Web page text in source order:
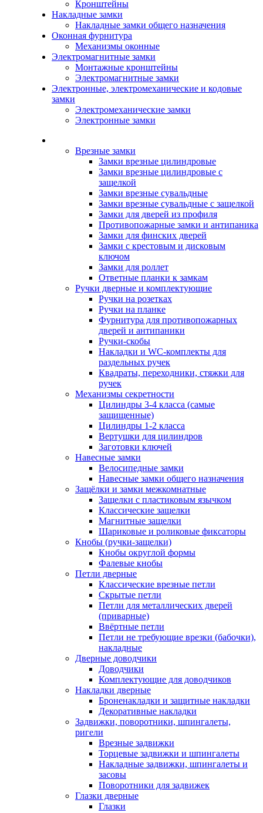
Кронштейны
Накладные замки
Накладные замки общего назначения
Оконная фурнитура
Механизмы оконные
Электромагнитные замки
Монтажные кронштейны
Электромагнитные замки
Электронные, электромеханические и кодовые
замки
Электромеханические замки
Электронные замки
Врезные замки
Замки врезные цилиндровые
Замки врезные цилиндровые с
защелкой
Замки врезные сувальдные
Замки врезные сувальдные с защелкой
Замки для дверей из профиля
Противопожарные замки и антипаника
Замки для финских дверей
Замки с крестовым и дисковым
ключом
Замки для роллет
Ответные планки к замкам
Ручки дверные и комплектующие
Ручки на розетках
Ручки на планке
Фурнитура для противопожарных
дверей и антипаники
Ручки-скобы
Накладки и WC-комплекты для
раздельных ручек
Квадраты, переходники, стяжки для
ручек
Механизмы секретности
Цилиндры 3-4 класса (самые
защищенные)
Цилиндры 1-2 класса
Вертушки для цилиндров
Заготовки ключей
Навесные замки
Велосипедные замки
Навесные замки общего назначения
Защёлки и замки межкомнатные
Защелки с пластиковым язычком
Классические защелки
Магнитные защелки
Шариковые и роликовые фиксаторы
Кнобы (ручки-защелки)
Кнобы округлой формы
Фалевые кнобы
Петли дверные
Классические врезные петли
Скрытые петли
Петли для металлических дверей
(приварные)
Ввёртные петли
Петли не требующие врезки (бабочки),
накладные
Дверные доводчики
Доводчики
Комплектующие для доводчиков
Накладки дверные
Броненакладки и защитные накладки
Декоративные накладки
Задвижки, поворотники, шпингалеты,
ригели
Врезные задвижки
Торцевые задвижки и шпингалеты
Накладные задвижки, шпингалеты и
засовы
Поворотники для задвижек
Глазки дверные
Глазки